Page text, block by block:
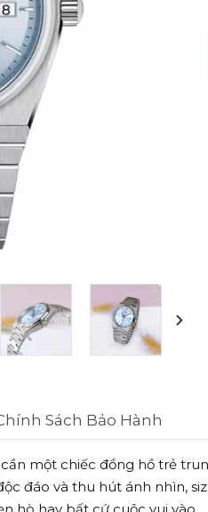
Sách Bảo Hành
một chiếc đồng hồ trẻ
đáo và thu hút ánh nhìn,